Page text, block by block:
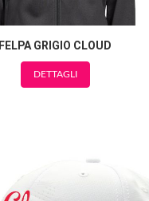
FELPA GRIGIO CLOUD
DETTAGLI